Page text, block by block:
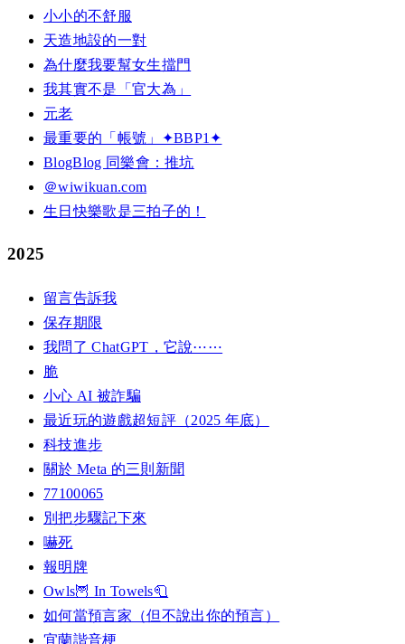
小小的不舒服
天造地設的一對
為什麼我要幫女生擋門
我其實不是「官大為」
元老
最重要的「帳號」✦BBP1✦
BlogBlog 同樂會：推坑
＠wiwikuan.com
生日快樂歌是三拍子的！
2025
留言告訴我
保存期限
我問了 ChatGPT，它說⋯⋯
脆
小心 AI 被詐騙
最近玩的遊戲超短評（2025 年底）
科技進步
關於 Meta 的三則新聞
77100065
別把步驟記下來
嚇死
報明牌
Owls🦉 In Towels🧻
如何當預言家（但不說出你的預言）
宜蘭諧音梗